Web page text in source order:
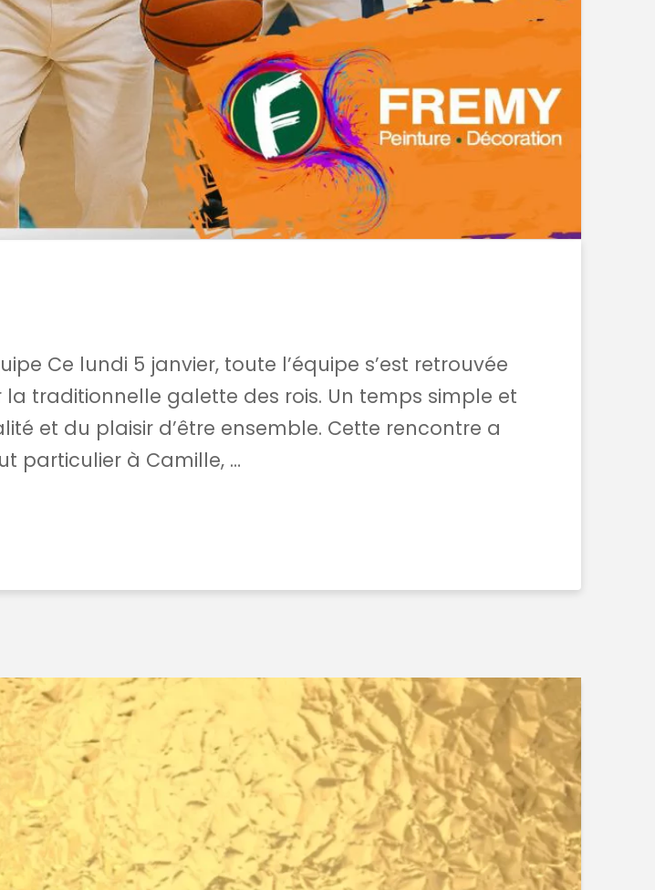
Ce lundi 5 janvier, toute l’équipe s’est retrouvée
traditionnelle galette des rois. Un temps simple et
et du plaisir d’être ensemble. Cette rencontre a
particulier à Camille, …